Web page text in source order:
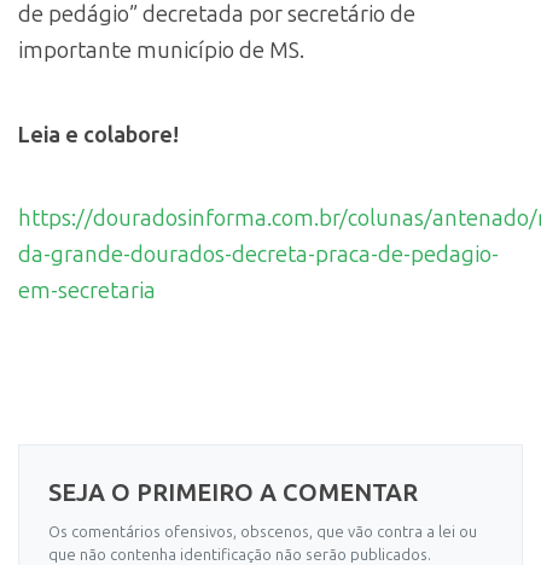
de pedágio” decretada por secretário de
importante município de MS.
Leia e colabore!
https://douradosinforma.com.br/colunas/
da-grande-dourados-decreta-praca-de-pedagio-
em-secretaria
SEJA O PRIMEIRO A COMENTAR
Os comentários ofensivos, obscenos, que vão contra a lei ou
que não contenha identificação não serão publicados.